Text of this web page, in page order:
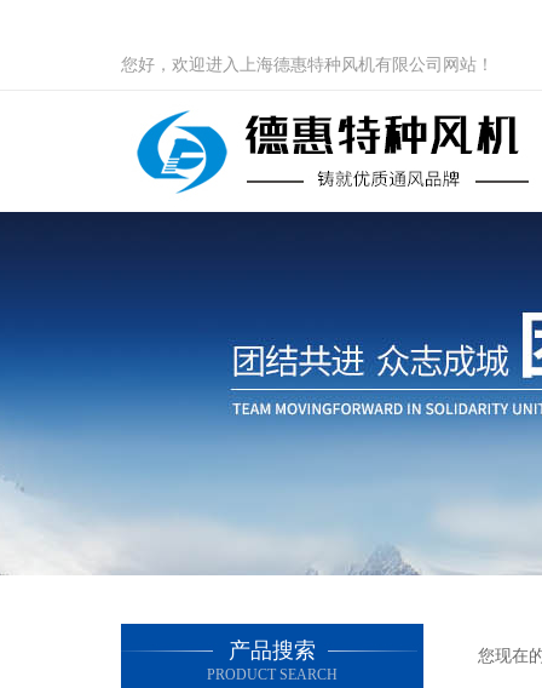
您好，欢迎进入上海德惠特种风机有限公司网站！
产品搜索
PRODUCT SEARCH
您现在